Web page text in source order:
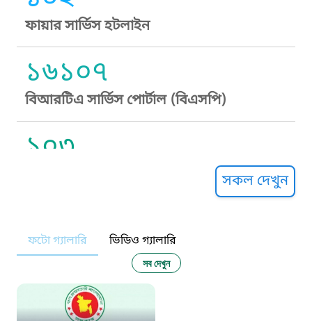
ফায়ার সার্ভিস হটলাইন
১৬১০৭
বিআরটিএ সার্ভিস পোর্টাল (বিএসপি)
১০৩
নারী ও শিশু নির্যাতন প্রতিরোধ
১০৬
সকল দেখুন
ফটো গ্যালারি ভিডিও গ্যালারি
সব দেখুন